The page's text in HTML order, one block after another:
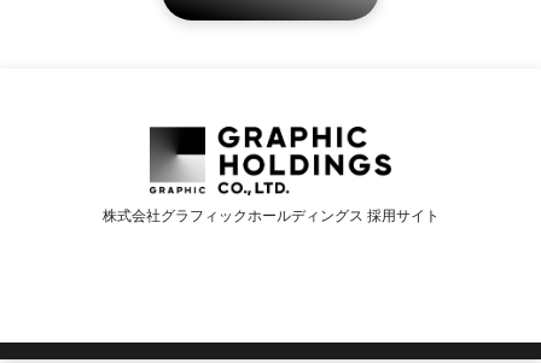
株式会社グラフィックホールディングス 採用サイト